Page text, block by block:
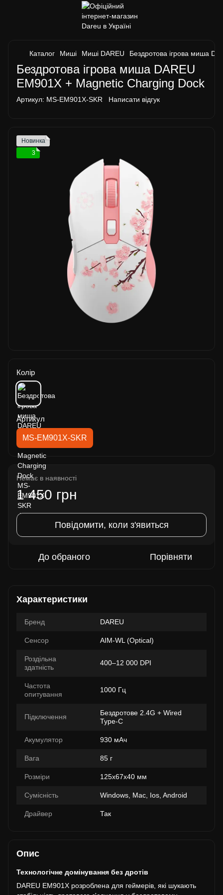
Каталог Миші Миші DAREU Бездротова ігрова миша
Бездротова ігрова миша DAREU
EM901X + Magnetic Charging Dock
Артикул: MS-EM901X-SKR Написати відгук
Новинка
3
Колір
Артикул
MS-EM901X-SKR
Немає в наявності
1 450 грн
Повідомити, коли з'явиться
До обраного Порівняти
Характеристики
Бренд DAREU
Сенсор AIM-WL (Optical)
Роздільна
здатність
400–12 000 DPI
Частота
опитування
1000 Гц
Підключення
Бездротове 2.4G + Wired
Type-C
Акумулятор 930 мАч
Вага 85 г
Розміри 125x67x40 мм
Сумісність Windows, Mac, Ios, Android
Драйвер Так
Опис
Технологічне домінування без дротів
DAREU EM901X розроблена для геймерів, які шукають